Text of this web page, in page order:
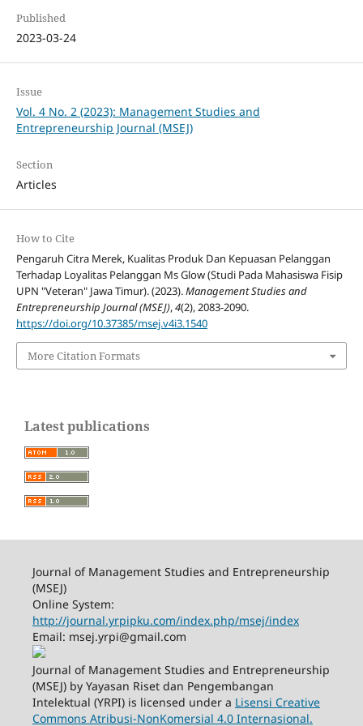
Published
2023-03-24
Issue
Vol. 4 No. 2 (2023): Management Studies and
Entrepreneurship Journal (MSEJ)
Section
Articles
How to Cite
Pengaruh Citra Merek, Kualitas Produk Dan Kepuasan Pelanggan
Terhadap Loyalitas Pelanggan Ms Glow (Studi Pada Mahasiswa Fisip
UPN "Veteran" Jawa Timur). (2023).Management Studies and
Entrepreneurship Journal (MSEJ),4(2), 2083-2090.
https://doi.org/10.37385/msej.v4i3.1540
More Citation Formats
Latest publications
Journal of Management Studies and Entrepreneurship
(MSEJ)
Online System:
http://journal.yrpipku.com/index.php/msej/index
Email: msej.yrpi@gmail.com
Journal of Management Studies and Entrepreneurship
(MSEJ) by Yayasan Riset dan Pengembangan
Intelektual (YRPI) is licensed under a Lisensi Creative
Commons Atribusi-NonKomersial 4.0 Internasional.